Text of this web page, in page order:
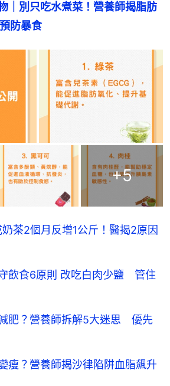
｜別只吃水煮菜！營養師揭脂肪
防暴食
+5
茶2個月反增1公斤！醫揭2原因
飲食6原則 改吃白肉少鹽 管住
肥？營養師拆解5大迷思 優先
瘦？營養師揭沙律陷阱血脂飆升